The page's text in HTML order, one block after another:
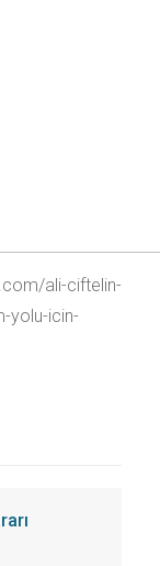
ali-ciftelin-
yolu-icin-